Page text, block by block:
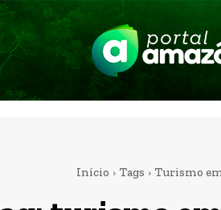
Início Tags Turismo